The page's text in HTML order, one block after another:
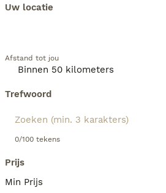
Uw locatie
Afstand tot jou
Trefwoord
0/100 tekens
Prijs
Min Prijs